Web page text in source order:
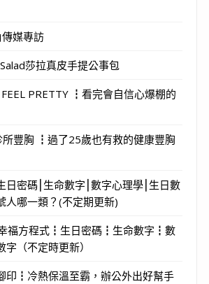
媒專訪
莎拉真皮手提公事包
PRETTY ┇看完會自信心爆棚的
豐胸 ┇過了25歲也有救的健康豐胸
日密碼⎮生命數字⎮數字心理學⎮生日數
人哪一類？(不定期更新)
福方程式┇生日密碼┇生命數字┇數
（不定時更新）
印┇冷熱保溫至霸，辦公外出好幫手